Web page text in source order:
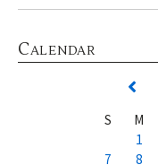
CALENDAR
S
M
1
7
8